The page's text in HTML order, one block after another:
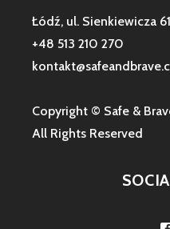
Łódź, ul. Sienkiewicza
+48 513 210 270
Copyright © Safe &
All Rights Reserved